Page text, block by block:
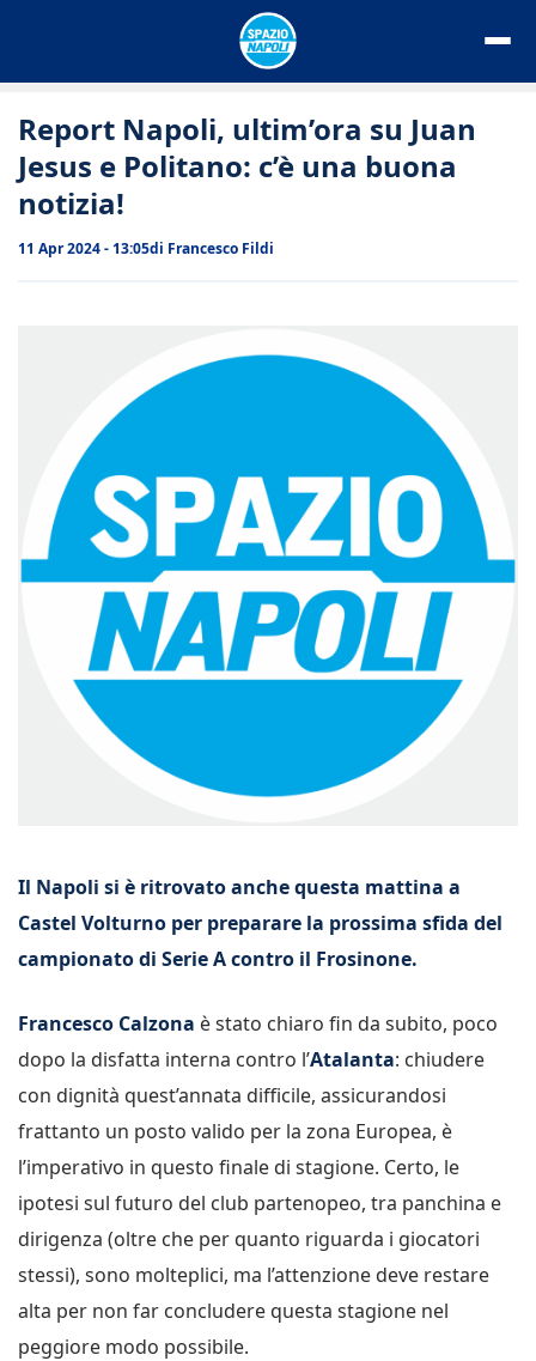
Report Napoli, ultim’ora su Juan
Jesus e Politano: c’è una buona
notizia!
11 Apr 2024 - 13:05di Francesco Fildi
Il Napoli si è ritrovato anche questa mattina a
Castel Volturno per preparare la prossima sfida del
campionato di Serie A contro il Frosinone.
Francesco Calzona è stato chiaro fin da subito, poco
dopo la disfatta interna contro l’Atalanta: chiudere
con dignità quest’annata difficile, assicurandosi
frattanto un posto valido per la zona Europea, è
l’imperativo in questo finale di stagione. Certo, le
ipotesi sul futuro del club partenopeo, tra panchina e
dirigenza (oltre che per quanto riguarda i giocatori
stessi), sono molteplici, ma l’attenzione deve restare
alta per non far concludere questa stagione nel
peggiore modo possibile.